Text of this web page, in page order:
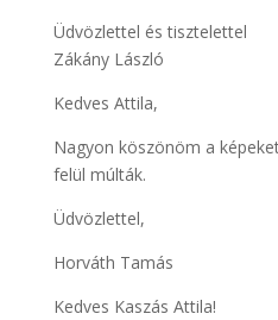
Üdvözlettel és tisztelettel
Zákány László
Kedves Attila,
Nagyon köszönöm a
felül múlták.
Üdvözlettel,
Horváth Tamás
Kedves Kaszás Attila!